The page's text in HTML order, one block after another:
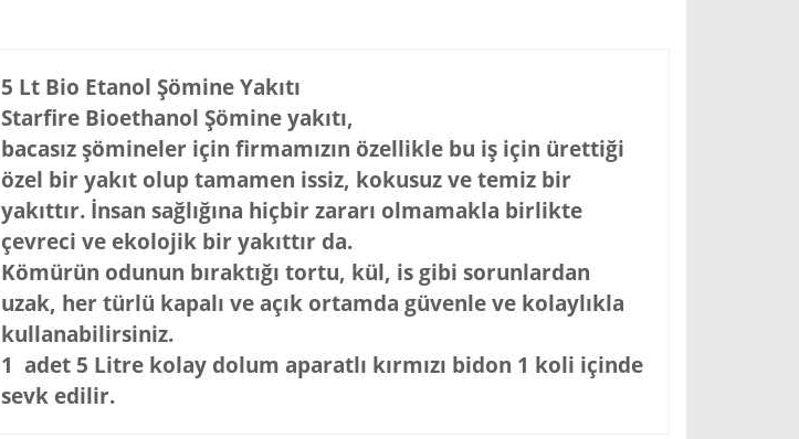
5 Lt Bio Etanol Şömine Yakıtı
Starfire Bioethanol Şömine yakıtı,
bacasız şömineler için firmamızın özellikle bu iş için ürettiği
özel bir yakıt olup tamamen issiz, kokusuz ve temiz bir
yakıttır. İnsan sağlığına hiçbir zararı olmamakla birlikte
çevreci ve ekolojik bir yakıttır da.
Kömürün odunun bıraktığı tortu, kül, is gibi sorunlardan
uzak, her türlü kapalı ve açık ortamda güvenle ve kolaylıkla
kullanabilirsiniz.
1 adet 5 Litre kolay dolum aparatlı kırmızı bidon 1 koli içinde
sevk edilir.